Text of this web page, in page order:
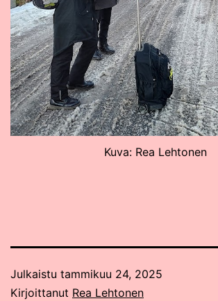
Kuva: Rea Lehtonen
Julkaistu tammikuu 24, 2025
Kirjoittanut Rea Lehtonen